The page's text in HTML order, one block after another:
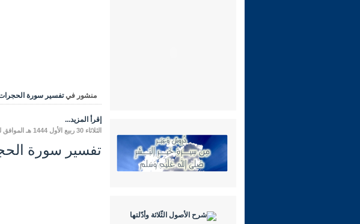
منشور في تفسير سورة
إقرأ المزيد...
الثلاثاء 30 ربيع الأول 1444 هـ الموافق لـ: 25 أكتوبر 2022 19:46
تفسير سورة الحجرات (33) الآية 13: بيان